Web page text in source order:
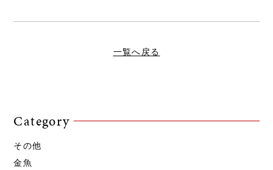
一覧へ戻る
Category
その他
金魚